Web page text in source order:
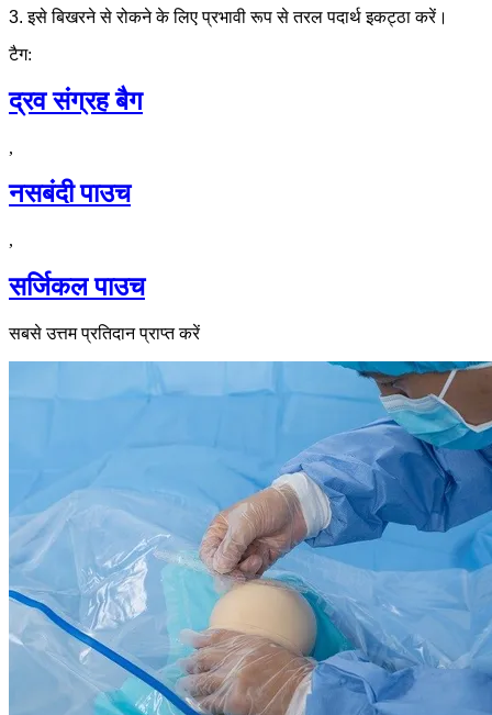
3. इसे बिखरने से रोकने के लिए प्रभावी रूप से तरल पदार्थ इकट्ठा करें।
टैग:
द्रव संग्रह बैग
,
नसबंदी पाउच
,
सर्जिकल पाउच
सबसे उत्तम प्रतिदान प्राप्त करें